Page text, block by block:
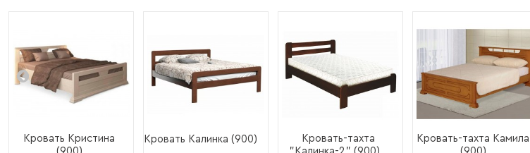
Кровать Кристина
Кровать Калинка (900)
Кровать-тахта
Кровать-тахта Камила